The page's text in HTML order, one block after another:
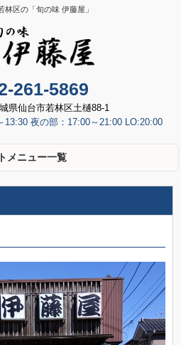
林区の「旬の味 伊藤屋」
261-5869
県仙台市若林区土樋88-1
13:30 夜の部：17:00～21:00 LO:20:00
メニュー一覧